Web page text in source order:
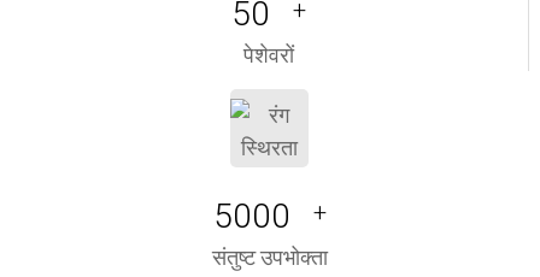
50 +
पेशेवरों
5000 +
संतुष्ट उपभोक्ता